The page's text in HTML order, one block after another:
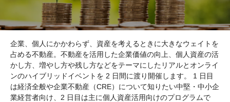
企業、個人にかかわらず、資産を考えるときに大きなウェイトを
占める不動産。不動産を活用した企業価値の向上、個人資産の活
かし方、増やし方や残し方などをテーマにしたリアルとオンライ
ンのハイブリッドイベントを 2 日間に渡り開催します。 1 日目
は経済全般や企業不動産（CRE）について知りたい中堅・中小企
業経営者向け、2 日目は主に個人資産活用向けのプログラムで